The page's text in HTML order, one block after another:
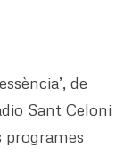
de
Sant Celoni
programes